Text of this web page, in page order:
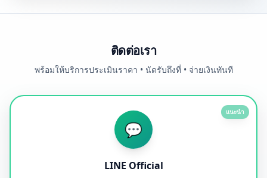
ติดต่อเรา
พร้อมให้บริการประเมินราคา • นัดรับถึงที่ • จ่ายเงินทันที
แนะนำ
💬
LINE Official